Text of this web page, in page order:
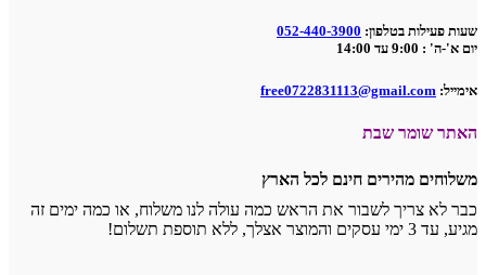
שעות פעילות בטלפון: 052-440-3900
יום א'-ה' : 9:00 עד 14:00
אימייל: free0722831113@gmail.com
האתר שומר שבת
משלוחים מהירים חינם לכל הארץ
כבר לא צריך לשבור את הראש כמה עולה לנו משלוח, או כמה ימים זה
מגיע, עד 3 ימי עסקים והמוצר אצלך, ללא תוספת תשלום!